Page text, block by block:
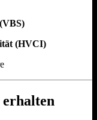
(HVCI)